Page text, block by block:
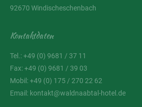
92670 Windischeschenbach
Kontaktdaten
Tel.: +49 (0) 9681 / 37 11
Fax: +49 (0) 9681 / 39 03
Mobil: +49 (0) 175 / 270 22 62
Email: kontakt@waldnaabtal-hotel.de